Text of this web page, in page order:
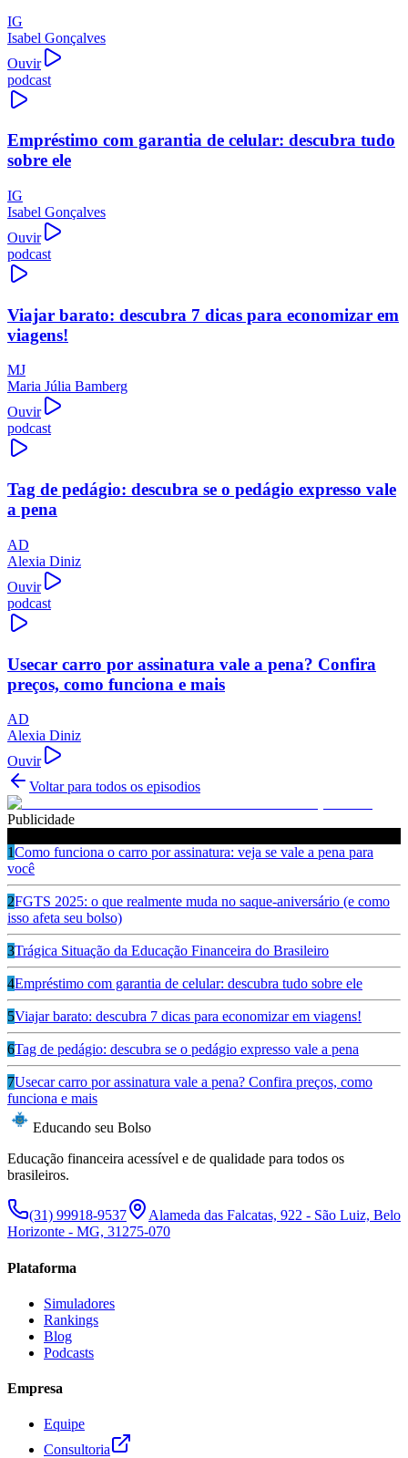
IG
Isabel Gonçalves
Ouvir
podcast
Empréstimo com garantia de celular: descubra tudo
sobre ele
IG
Isabel Gonçalves
Ouvir
podcast
Viajar barato: descubra 7 dicas para economizar em
viagens!
MJ
Maria Júlia Bamberg
Ouvir
podcast
Tag de pedágio: descubra se o pedágio expresso vale
a pena
AD
Alexia Diniz
Ouvir
podcast
Usecar carro por assinatura vale a pena? Confira
preços, como funciona e mais
AD
Alexia Diniz
Ouvir
Voltar para todos os episodios
Publicidade
1Como funciona o carro por assinatura: veja se vale a pena para
você
2FGTS 2025: o que realmente muda no saque-aniversário (e como
isso afeta seu bolso)
3Trágica Situação da Educação Financeira do Brasileiro
4Empréstimo com garantia de celular: descubra tudo sobre ele
5Viajar barato: descubra 7 dicas para economizar em viagens!
6Tag de pedágio: descubra se o pedágio expresso vale a pena
7Usecar carro por assinatura vale a pena? Confira preços, como
funciona e mais
Educando seu Bolso
Educação financeira acessível e de qualidade para todos os
brasileiros.
(31) 99918-9537
Alameda das Falcatas, 922 - São Luiz, Belo
Horizonte - MG, 31275-070
Plataforma
Simuladores
Rankings
Blog
Podcasts
Empresa
Equipe
Consultoria